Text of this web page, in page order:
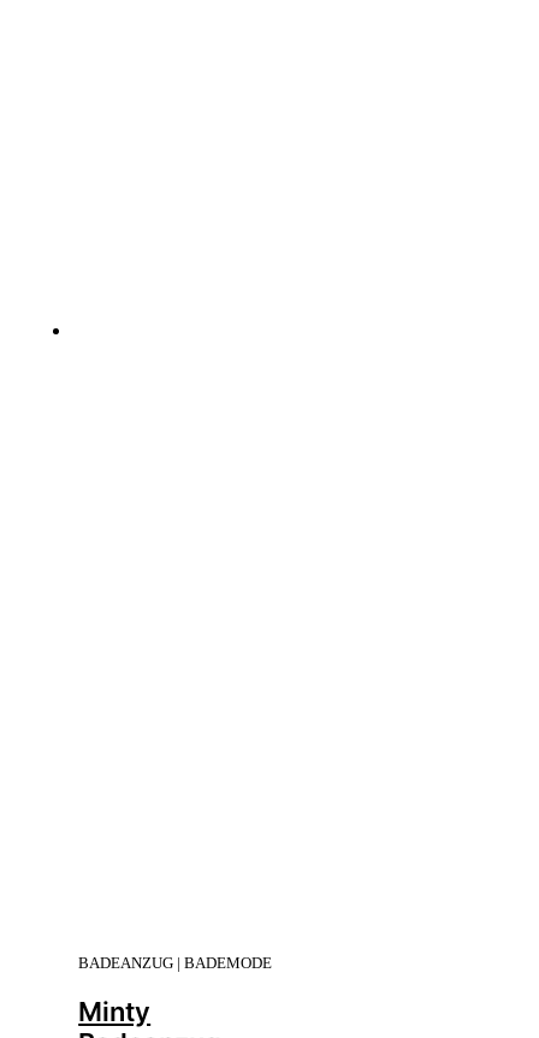
BADEANZUG | BADEMODE
Minty